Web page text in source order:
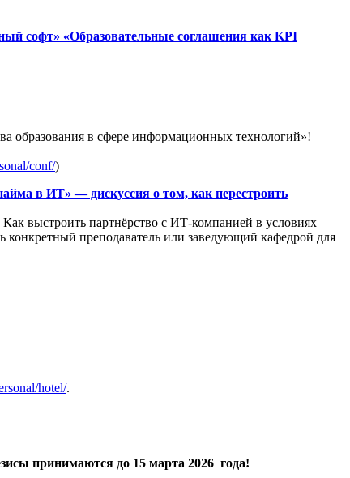
софт» «Образовательные соглашения как KPI
образования в сфере информационных технологий»!
conf/)
в ИТ» — дискуссия о том, как перестроить
выстроить партнёрство с ИТ-компанией в условиях
преподаватель или заведующий кафедрой для
hotel/.
принимаются до 15 марта 2026 года!